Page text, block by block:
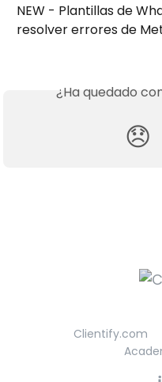
NEW - Plantillas de
resolver errores de
¿Ha quedado
😞
Clientify.com